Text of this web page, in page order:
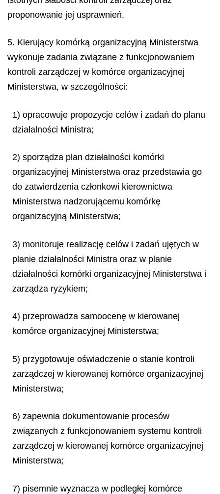
proponowanie jej usprawnień.
5. Kierujący komórką organizacyjną Ministerstwa
wykonuje zadania związane z funkcjonowaniem
kontroli zarządczej w komórce organizacyjnej
Ministerstwa, w szczególności:
1) opracowuje propozycje celów i zadań do planu
działalności Ministra;
2) sporządza plan działalności komórki
organizacyjnej Ministerstwa oraz przedstawia go
do zatwierdzenia członkowi kierownictwa
Ministerstwa nadzorującemu komórkę
organizacyjną Ministerstwa;
3) monitoruje realizację celów i zadań ujętych w
planie działalności Ministra oraz w planie
działalności komórki organizacyjnej Ministerstwa i
zarządza ryzykiem;
4) przeprowadza samoocenę w kierowanej
komórce organizacyjnej Ministerstwa;
5) przygotowuje oświadczenie o stanie kontroli
zarządczej w kierowanej komórce organizacyjnej
Ministerstwa;
6) zapewnia dokumentowanie procesów
związanych z funkcjonowaniem systemu kontroli
zarządczej w kierowanej komórce organizacyjnej
Ministerstwa;
7) pisemnie wyznacza w podległej komórce